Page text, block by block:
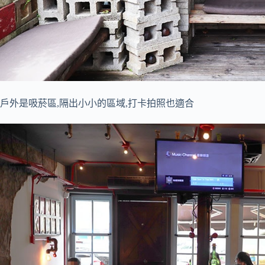
戶外是吸菸區,隔出小小的區域,打卡拍照也適合